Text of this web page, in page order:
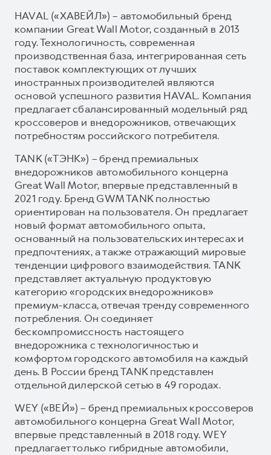
HAVAL («ХАВЕЙЛ») – автомобильный бренд
компании Great Wall Motor, созданный в 2013
году. Технологичность, современная
производственная база, интегрированная сеть
поставок комплектующих от лучших
иностранных производителей являются
основой успешного развития HAVAL. Компания
предлагает сбалансированный модельный ряд
кроссоверов и внедорожников, отвечающих
потребностям российского потребителя.
TANK («ТЭНК») – бренд премиальных
внедорожников автомобильного концерна
Great Wall Motor, впервые представленный в
2021 году. Бренд GWM TANK полностью
ориентирован на пользователя. Он предлагает
новый формат автомобильного опыта,
основанный на пользовательских интересах и
предпочтениях, а также отражающий мировые
тенденции цифрового взаимодействия. TANK
представляет актуальную продуктовую
категорию «городских внедорожников»
премиум-класса, отвечая тренду современного
потребления. Он соединяет
бескомпромиссность настоящего
внедорожника с технологичностью и
комфортом городского автомобиля на каждый
день. В России бренд TANK представлен
отдельной дилерской сетью в 49 городах.
WEY («ВЕЙ») – бренд премиальных кроссоверов
автомобильного концерна Great Wall Motor,
впервые представленный в 2018 году. WEY
предлагает только гибридные автомобили,